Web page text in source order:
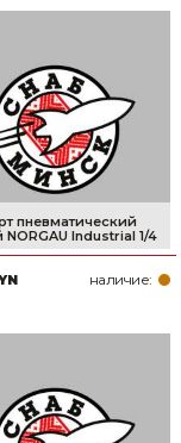
пневматический
Industrial 1/4
наличие: